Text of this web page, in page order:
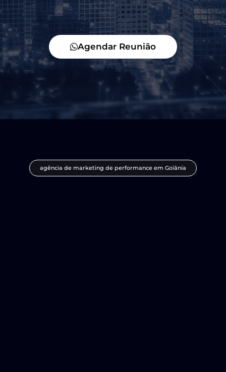
Agendar Reunião
agência de marketing de performance em Goiânia